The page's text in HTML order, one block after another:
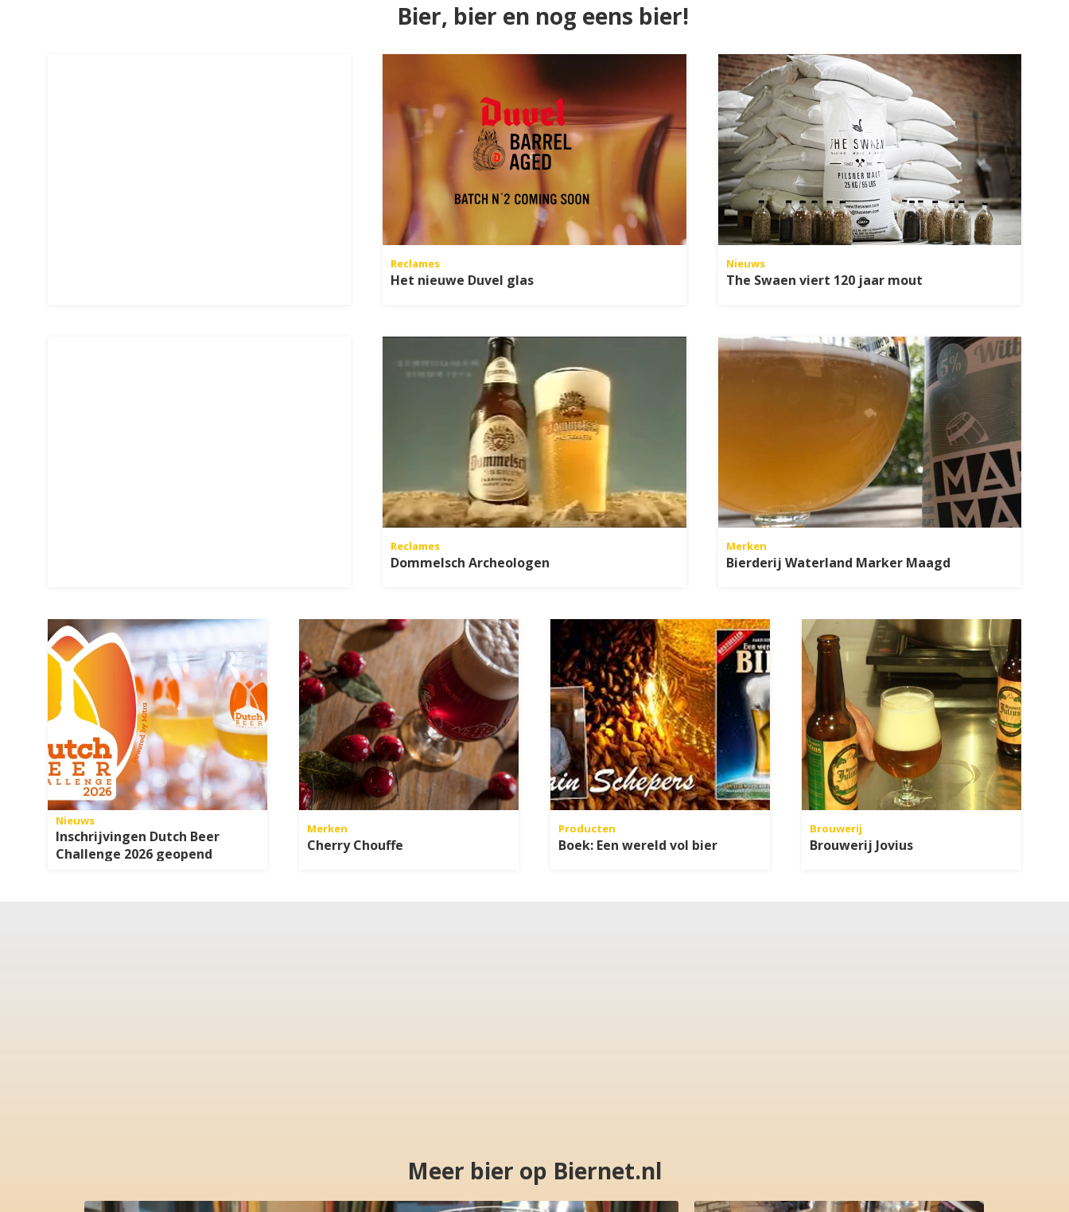
Bier, bier en nog eens bier!
Reclames
Het nieuwe Duvel glas
Nieuws
The Swaen viert 120 jaar mout
Reclames
Dommelsch Archeologen
Merken
Bierderij Waterland Marker Maagd
Nieuws
Inschrijvingen Dutch Beer
Challenge 2026 geopend
Merken
Cherry Chouffe
Producten
Boek: Een wereld vol bier
Brouwerij
Brouwerij Jovius
Meer bier op Biernet.nl